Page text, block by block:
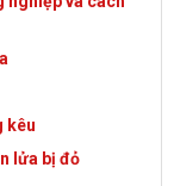
kêu
lửa bị đỏ